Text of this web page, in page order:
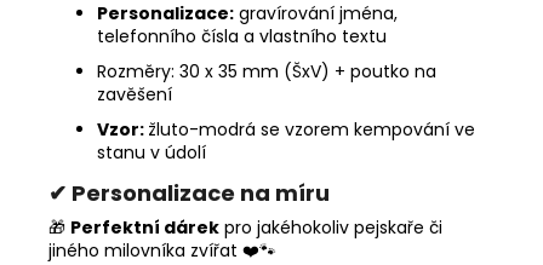
Personalizace: gravírování jména,
telefonního čísla a vlastního textu
Rozměry: 30 x 35 mm (ŠxV) + poutko na
zavěšení
Vzor: žluto-modrá se vzorem kempování ve
stanu v údolí
✔ Personalizace na míru
🎁 Perfektní dárek pro jakéhokoliv pejskaře či
jiného milovníka zvířat ❤️🐾